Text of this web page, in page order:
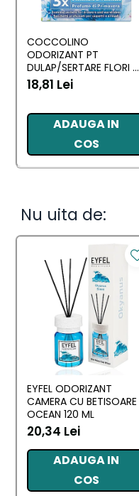
COCCOLINO
ODORIZANT PT
DULAP/SERTARE FLORI DI
PRIMAVERA 3 BUC
18,81 Lei
ADAUGA IN
COS
Nu uita de:
EYFEL ODORIZANT
CAMERA CU BETISOARE
OCEAN 120 ML
20,34 Lei
ADAUGA IN
COS